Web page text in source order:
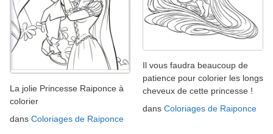
La jolie Princesse Raiponce à
colorier
dans Coloriages de Raiponce
Il vous faudra beaucoup de
patience pour colorier les longs
cheveux de cette princesse !
dans Coloriages de Raiponce